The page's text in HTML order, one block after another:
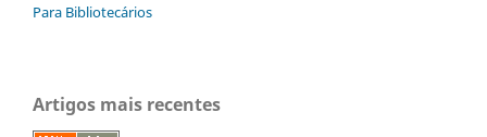
Para Bibliotecários
Artigos mais recentes